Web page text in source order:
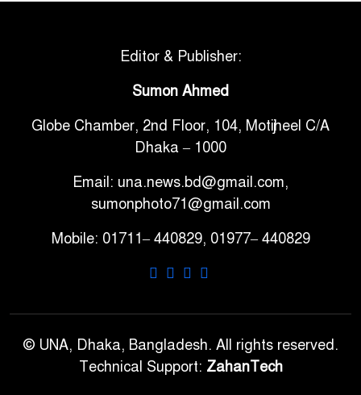
টানা ৩ ম্যাচে গোল ভিনির, ইতিহাস
বলছে বিশ্বকাপ জিতবে ব্রাজিল
সরকারি ৩শ কেজি বই বিক্রির
অভিযোগ মাদ্রাসা সুপারের বিরুদ্ধে
পরিবর্তনে কঠোর নির্দেশনা
সমানভাবে লড়াই চালিয়ে যেতে হবে:
নাহিদ
ঢাবিতে মাথায় কাঁঠাল পড়ে মালির
Editor & Publisher:
Sumon Ahmed
Globe Chamber, 2nd Floor, 104, Motijheel C/A
Dhaka – 1000
Email: una.news.bd@gmail.com,
sumonphoto71@gmail.com
Mobile: 01711– 440829, 01977– 440829
© UNA, Dhaka, Bangladesh. All rights reserved.
Technical Support: ZahanTech